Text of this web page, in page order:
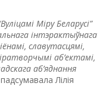
Міру Беларусі”
інтэрактыўнага
славутасцямі,
аб’ектамі,
аб’яднання
Лілія